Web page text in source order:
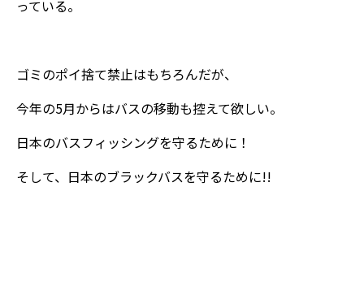
っている。
ゴミのポイ捨て禁止はもちろんだが、
今年の5月からはバスの移動も控えて欲しい。
日本のバスフィッシングを守るために！
そして、日本のブラックバスを守るために!!